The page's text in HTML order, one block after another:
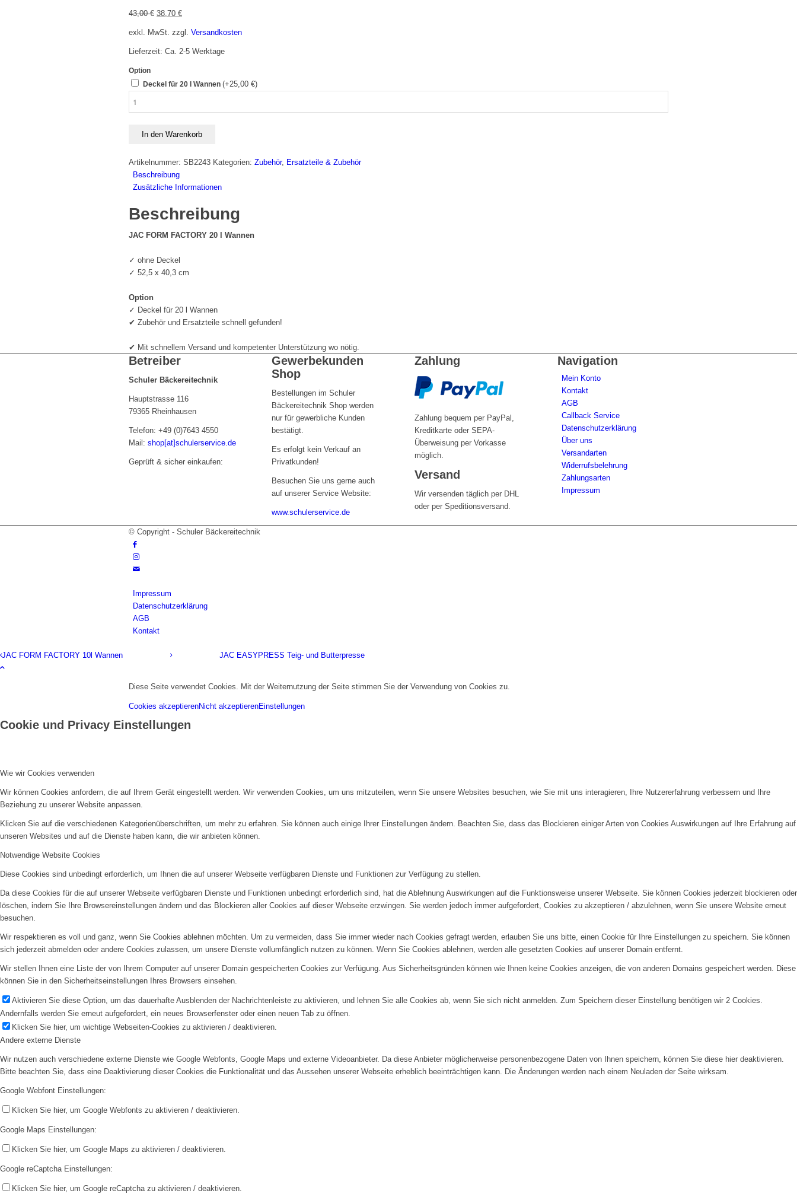
43,00€ Ursprünglicher
war:
43,00 €
38,70 €Aktueller
ist:
38,70 €.
exkl. MwSt. zzgl. Versandkosten
Lieferzeit: Ca. 2-5 Werktage
Option
Deckel für 20 l Wannen (+25,00 €)
Wannen
Menge
In den Warenkorb
Artikelnummer: SB2243 Kategorien: Zubehör, Ersatzteile & Zubehör
Beschreibung
Zusätzliche Informationen
Beschreibung
JAC FORM FACTORY 20 l Wannen
✓ ohne Deckel
✓ 52,5 x 40,3 cm
Option
✓ Deckel für 20 l Wannen
✔ Zubehör und Ersatzteile schnell gefunden!
✔ Mit schnellem Versand und kompetenter Unterstützung wo nötig.
Betreiber
Schuler Bäckereitechnik
Hauptstrasse 116
79365 Rheinhausen
Telefon: +49 (0)7643 4550
Mail: shop[at]schulerservice.de
Geprüft & sicher einkaufen:
Gewerbekunden
Shop
Bestellungen im Schuler
Bäckereitechnik Shop werden
nur für gewerbliche Kunden
bestätigt.
Es erfolgt kein Verkauf an
Privatkunden!
Besuchen Sie uns gerne auch
auf unserer Service Website:
www.schulerservice.de
Zahlung
Zahlung bequem per PayPal,
Kreditkarte oder SEPA-
Überweisung per Vorkasse
möglich.
Versand
Wir versenden täglich per DHL
oder per Speditionsversand.
Navigation
Mein Konto
Kontakt
AGB
Callback Service
Datenschutzerklärung
Über uns
Versandarten
Widerrufsbelehrung
Zahlungsarten
Impressum
© Copyright - Schuler Bäckereitechnik
Impressum
Datenschutzerklärung
AGB
Kontakt
JAC FORM FACTORY 10l Wannen JAC EASYPRESS Teig- und Butterpresse
Diese Seite verwendet Cookies. Mit der Weiternutzung der Seite stimmen Sie der Verwendung von Cookies zu.
Cookies akzeptierenNicht akzeptierenEinstellungen
Cookie und Privacy Einstellungen
Wie wir Cookies verwenden
Wir können Cookies anfordern, die auf Ihrem Gerät eingestellt werden. Wir verwenden Cookies, um uns mitzuteilen, wenn Sie unsere Websites besuchen, wie Sie mit uns interagieren, Ihre Nutzererfahrung verbessern und Ihre
Beziehung zu unserer Website anpassen.
Klicken Sie auf die verschiedenen Kategorienüberschriften, um mehr zu erfahren. Sie können auch einige Ihrer Einstellungen ändern. Beachten Sie, dass das Blockieren einiger Arten von Cookies Auswirkungen auf Ihre Erfahrung auf
unseren Websites und auf die Dienste haben kann, die wir anbieten können.
Notwendige Website Cookies
Diese Cookies sind unbedingt erforderlich, um Ihnen die auf unserer Webseite verfügbaren Dienste und Funktionen zur Verfügung zu stellen.
Da diese Cookies für die auf unserer Webseite verfügbaren Dienste und Funktionen unbedingt erforderlich sind, hat die Ablehnung Auswirkungen auf die Funktionsweise unserer Webseite. Sie können Cookies jederzeit blockieren oder
löschen, indem Sie Ihre Browsereinstellungen ändern und das Blockieren aller Cookies auf dieser Webseite erzwingen. Sie werden jedoch immer aufgefordert, Cookies zu akzeptieren / abzulehnen, wenn Sie unsere Website erneut
besuchen.
Wir respektieren es voll und ganz, wenn Sie Cookies ablehnen möchten. Um zu vermeiden, dass Sie immer wieder nach Cookies gefragt werden, erlauben Sie uns bitte, einen Cookie für Ihre Einstellungen zu speichern. Sie können
sich jederzeit abmelden oder andere Cookies zulassen, um unsere Dienste vollumfänglich nutzen zu können. Wenn Sie Cookies ablehnen, werden alle gesetzten Cookies auf unserer Domain entfernt.
Wir stellen Ihnen eine Liste der von Ihrem Computer auf unserer Domain gespeicherten Cookies zur Verfügung. Aus Sicherheitsgründen können wie Ihnen keine Cookies anzeigen, die von anderen Domains gespeichert werden. Diese
können Sie in den Sicherheitseinstellungen Ihres Browsers einsehen.
Aktivieren Sie diese Option, um das dauerhafte Ausblenden der Nachrichtenleiste zu aktivieren, und lehnen Sie alle Cookies ab, wenn Sie sich nicht anmelden. Zum Speichern dieser Einstellung benötigen wir 2 Cookies.
Andernfalls werden Sie erneut aufgefordert, ein neues Browserfenster oder einen neuen Tab zu öffnen.
Klicken Sie hier, um wichtige Webseiten-Cookies zu aktivieren / deaktivieren.
Andere externe Dienste
Wir nutzen auch verschiedene externe Dienste wie Google Webfonts, Google Maps und externe Videoanbieter. Da diese Anbieter möglicherweise personenbezogene Daten von Ihnen speichern, können Sie diese hier deaktivieren.
Bitte beachten Sie, dass eine Deaktivierung dieser Cookies die Funktionalität und das Aussehen unserer Webseite erheblich beeinträchtigen kann. Die Änderungen werden nach einem Neuladen der Seite wirksam.
Google Webfont Einstellungen:
Klicken Sie hier, um Google Webfonts zu aktivieren / deaktivieren.
Google Maps Einstellungen:
Klicken Sie hier, um Google Maps zu aktivieren / deaktivieren.
Google reCaptcha Einstellungen:
Klicken Sie hier, um Google reCaptcha zu aktivieren / deaktivieren.